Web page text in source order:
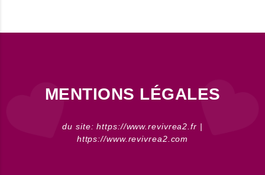
MENTIONS LÉGALES
du site: https://www.revivrea2.fr |
https://www.revivrea2.com